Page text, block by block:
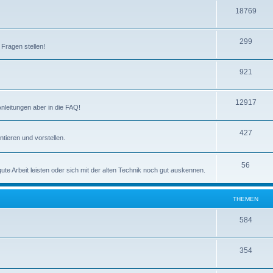
18769T
m
n
stellen!
299T
e
m
e
n
921
e
m
n
aber in die FAQ!
12917T
n
und vorstellen.
427T
e
Arbeit leisten oder sich mit der alten Technik noch gut auskennen.
56
e
THEMEN
584T
e
m
354T